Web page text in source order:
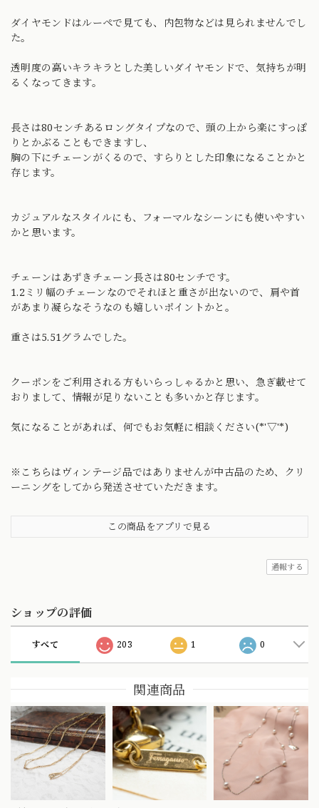
ダイヤモンドはルーペで見ても、内包物などは見られませんでし
た。
透明度の高いキラキラとした美しいダイヤモンドで、気持ちが明
るくなってきます。
長さは80センチあるロングタイプなので、頭の上から楽にすっぽ
りとかぶることもできますし、
胸の下にチェーンがくるので、すらりとした印象になることかと
存じます。
カジュアルなスタイルにも、フォーマルなシーンにも使いやすい
かと思います。
チェーンはあずきチェーン長さは80センチです。
1.2ミリ幅のチェーンなのでそれほと重さが出ないので、肩や首
があまり凝らなそうなのも嬉しいポイントかと。
重さは5.51グラムでした。
クーポンをご利用される方もいらっしゃるかと思い、急ぎ載せて
おりまして、情報が足りないことも多いかと存じます。
気になることがあれば、何でもお気軽に相談ください(*'▽'*)
※こちらはヴィンテージ品ではありませんが中古品のため、クリ
ーニングをしてから発送させていただきます。
この商品をアプリで見る
通報する
ショップの評価
すべて 203 1 0
関連商品